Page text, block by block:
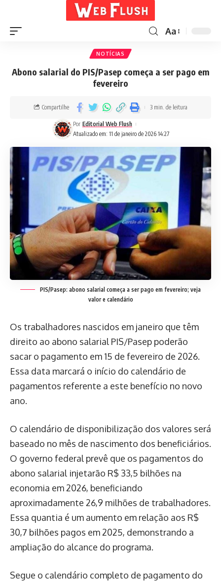
Aa
NOTÍCIAS
Abono salarial do PIS/Pasep começa a ser pago em
fevereiro
Atualizado em: 11 de janeiro de 2026 14:27
Por Editorial Web Flush
Compartilhe 3 min. de leitura
PIS/Pasep: abono salarial começa a ser pago em fevereiro; veja
valor e calendário
Os trabalhadores nascidos em janeiro que têm
direito ao abono salarial PIS/Pasep poderão
sacar o pagamento em 15 de fevereiro de 2026.
Essa data marcará o início do calendário de
pagamentos referente a este benefício no novo
ano.
O calendário de disponibilização dos valores será
baseado no mês de nascimento dos beneficiários.
O governo federal prevê que os pagamentos do
abono salarial injetarão R$ 33,5 bilhões na
economia em 2026, beneficiando
aproximadamente 26,9 milhões de trabalhadores.
Essa quantia é um aumento em relação aos R$
30,7 bilhões pagos em 2025, demonstrando a
ampliação do alcance do programa.
Segue o calendário completo de pagamento do